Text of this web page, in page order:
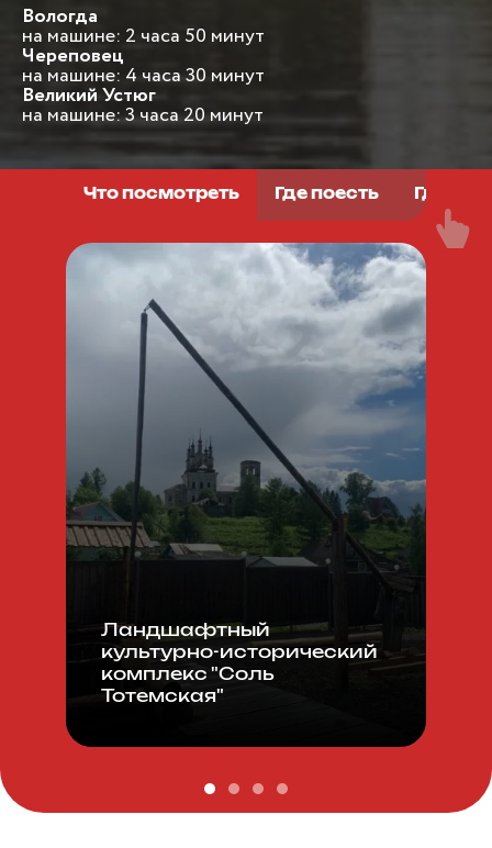
Вологда
на машине: 2 часа 50 минут
Череповец
на машине: 4 часа 30 минут
Великий Устюг
на машине: 3 часа 20 минут
Что посмотреть Где поесть Где
Ландшафтный
культурно-исторический
комплекс "Соль
Тотемская"